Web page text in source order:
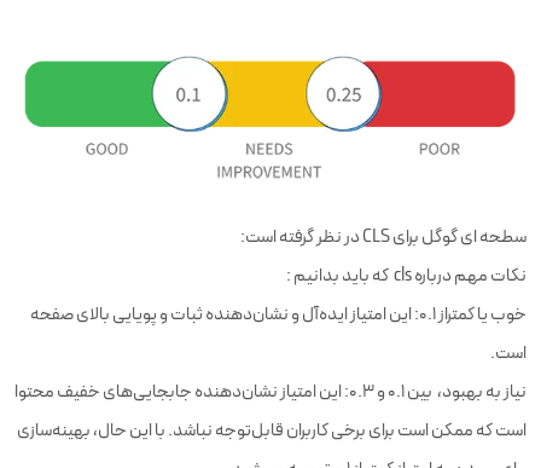
سطحه ای گوگل برای CLS در نظر گرفته است:
نکات مهم درباره cls که باید بدانیم :
خوب یا کمتراز 0.1: این امتیاز ایده‌آل و نشان‌دهنده ثبات و پویایی بالای صفحه
است.
نیاز به بهبود، بین 0.1 و 0.3: این امتیاز نشان‌دهنده جابجایی‌های خفیف محتوا
است که ممکن است برای برخی کاربران قابل‌توجه نباشد. با این حال، بهینه‌سازی